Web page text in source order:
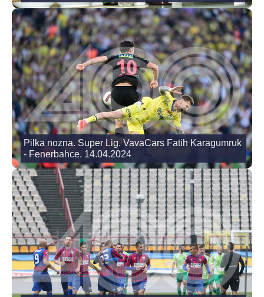
Pilka nozna. Super Lig. VavaCars Fatih Karagumruk
- Fenerbahce. 14.04.2024